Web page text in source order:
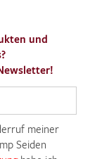
und
meiner
Seiden